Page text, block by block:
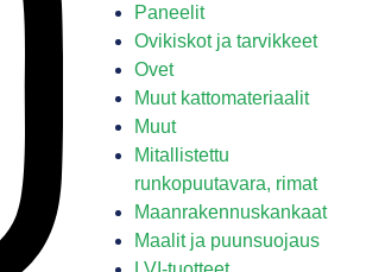
Paneelit
Ovikiskot ja tarvikkeet
Ovet
Muut kattomateriaalit
Muut
Mitallistettu
runkopuutavara, rimat
Maanrakennuskankaat
Maalit ja puunsuojaus